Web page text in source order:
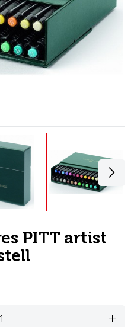
PITT artist
add